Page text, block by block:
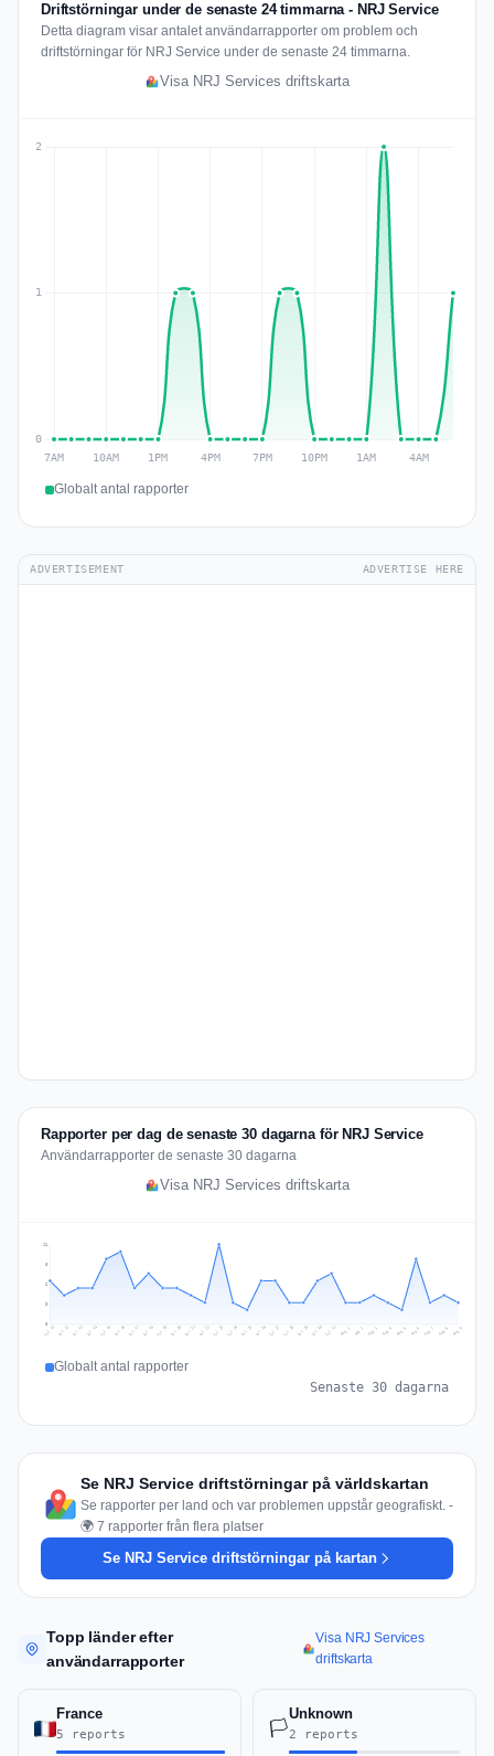
Driftstörningar under de senaste 24 timmarna - NRJ Service
Detta diagram visar antalet användarrapporter om problem och
driftstörningar för NRJ Service under de senaste 24 timmarna.
Visa NRJ Services driftskarta
Globalt antal rapporter
ADVERTISEMENT ADVERTISE HERE
Rapporter per dag de senaste 30 dagarna för NRJ Service
Användarrapporter de senaste 30 dagarna
Visa NRJ Services driftskarta
3
6
8
11
Jul 11 Jul 12 Jul 13 Jul 14 Jul 15 Jul 16 Jul 17 Jul 18 Jul 19 Jul 20 Jul 21 Jul 22 Jul 23 Jul 24 Jul 25 Jul 26 Jul 27 Jul 28 Jul 29 Jul 30 Jul 31 Aug 1 Aug 2 Aug 3 Aug 4 Aug 5 Aug 6 Aug 7 Aug 8 Aug 9
Globalt antal rapporter
Senaste 30 dagarna
Se NRJ Service driftstörningar på världskartan
Se rapporter per land och var problemen uppstår geografiskt. -
🌍 7 rapporter från flera platser
Se NRJ Service driftstörningar på kartan
Topp länder efter
användarrapporter
Visa NRJ Services
driftskarta
France
5 reports 🏳️
Unknown
2 reports